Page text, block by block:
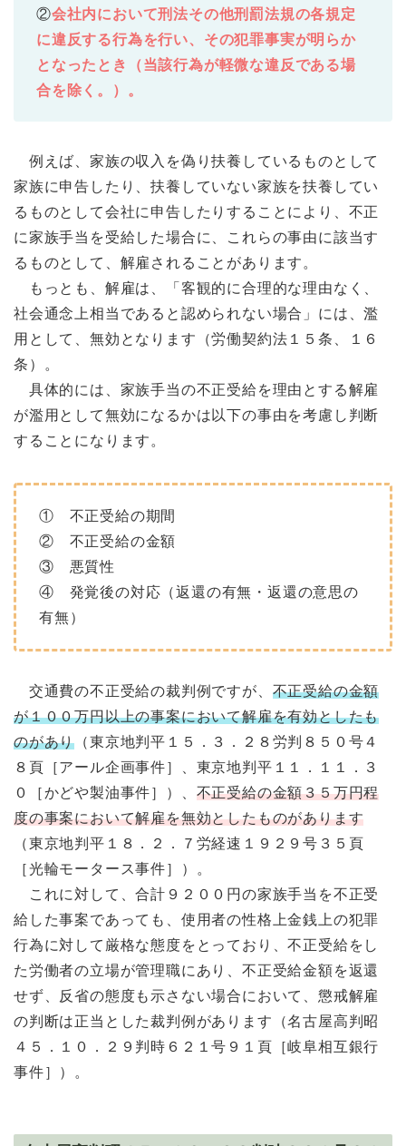
②会社内において刑法その他刑罰法規の各規定
に違反する行為を行い、その犯罪事実が明らか
となったとき（当該行為が軽微な違反である場
合を除く。）。
例えば、家族の収入を偽り扶養しているものとして
家族に申告したり、扶養していない家族を扶養してい
るものとして会社に申告したりすることにより、不正
に家族手当を受給した場合に、これらの事由に該当す
るものとして、解雇されることがあります。
もっとも、解雇は、「客観的に合理的な理由なく、
社会通念上相当であると認められない場合」には、濫
用として、無効となります（労働契約法１５条、１６
条）。
具体的には、家族手当の不正受給を理由とする解雇
が濫用として無効になるかは以下の事由を考慮し判断
することになります。
① 不正受給の期間
② 不正受給の金額
③ 悪質性
④ 発覚後の対応（返還の有無・返還の意思の
有無）
交通費の不正受給の裁判例ですが、 不正受給の金額
が１００万円以上の事案において解雇を有効としたも
のがあり （東京地判平１５．３．２８労判８５０号４
８頁［アール企画事件］、東京地判平１１．１１．３
０［かどや製油事件］）、 不正受給の金額３５万円程
度の事案において解雇を無効としたものがあります
（東京地判平１８．２．７労経速１９２９号３５頁
［光輪モータース事件］）。
これに対して、合計９２００円の家族手当を不正受
給した事案であっても、使用者の性格上金銭上の犯罪
行為に対して厳格な態度をとっており、不正受給をし
た労働者の立場が管理職にあり、不正受給金額を返還
せず、反省の態度も示さない場合において、懲戒解雇
の判断は正当とした裁判例があります（名古屋高判昭
４５．１０．２９判時６２１号９１頁［岐阜相互銀行
事件］）。